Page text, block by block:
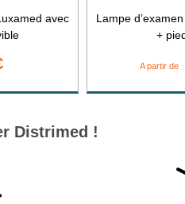
avec
Lampe
+
A partir de
Distrimed !